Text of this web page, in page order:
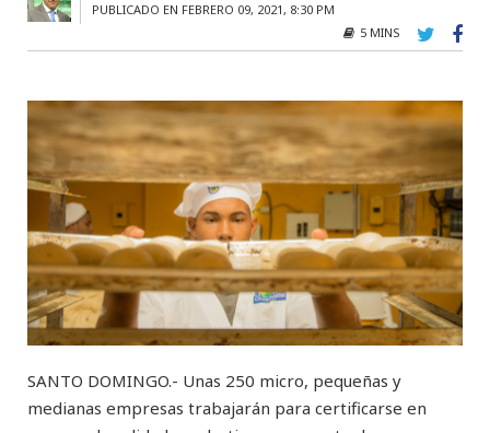
PUBLICADO EN FEBRERO 09, 2021, 8:30 PM
5 MINS
SANTO DOMINGO.- Unas 250 micro, pequeñas y
medianas empresas trabajarán para certificarse en